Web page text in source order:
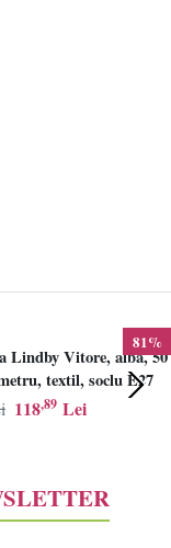
81%
Lindby Vitore, alba, 50
textil, soclu E27
118,89 Lei